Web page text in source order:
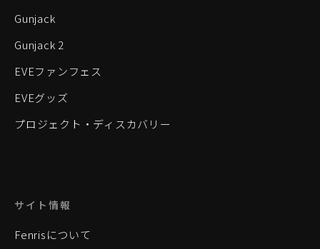
Gunjack
Gunjack 2
EVEファンフェス
EVEグッズ
プロジェクト・ディスカバリー
サイト情報
Fenrisについて